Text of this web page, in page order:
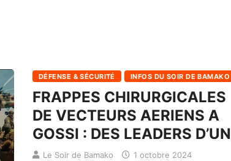
DÉFENSE & SÉCURITÉ INFOS DU SOIR DE BAMAKO
FRAPPES CHIRURGICALES
DE VECTEURS AERIENS A
GOSSI : DES LEADERS D’UN
Le Soir de Bamako 1 octobre 2024